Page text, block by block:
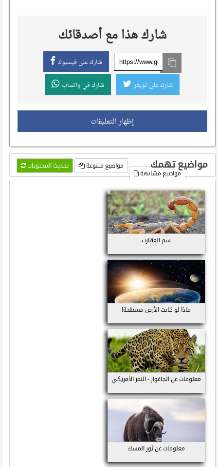
شارك هذا مع أصدقائك
شارك على فيسبوك
شارك على تويتر شارك في واتساب
إظهار التعليقات
مواضيع تهمك تحديث المحتويات
مواضيع متنوعة
مواضيع مشابهة
سم العقارب
ماذا لو كانت الأرض مسطحة!
معلومات عن الجاغوار - النمر الأمريكي
معلومات عن ثور المسك